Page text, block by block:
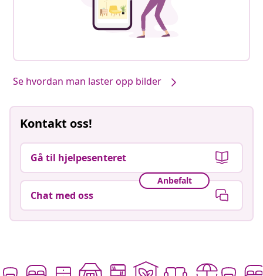
Se hvordan man laster opp bilder
Kontakt oss!
Gå til hjelpesenteret
Anbefalt
Chat med oss